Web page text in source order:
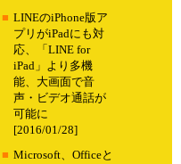
■ LINEのiPhone版ア
プリがiPadにも対
応、「LINE for
iPad」より多機
能、大画面で音
声・ビデオ通話が
可能に
[2016/01/28]
■ Microsoft、Officeと